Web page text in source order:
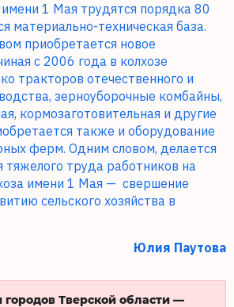
имени 1 Мая трудятся порядка 80
материально-техническая база.
приобретается новое
с 2006 года в колхозе
тракторов отечественного и
зерноуборочные комбайны,
кормозаготовительная и другие
также и оборудование
ферм. Одним словом, делается
тяжелого труда работников на
имени 1 Мая — свершение
сельского хозяйства в
Юлия Паутова
городов Тверской области —